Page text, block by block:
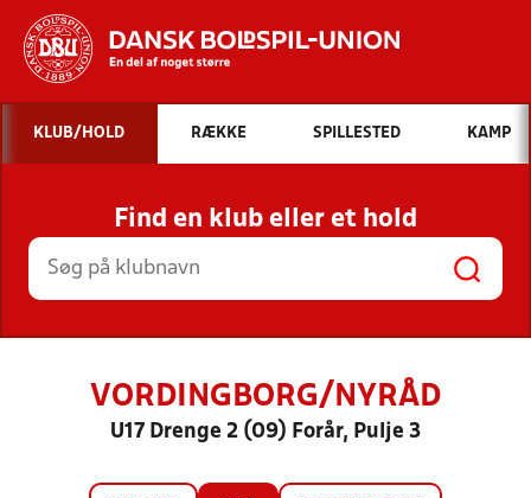
Hvad vil du søge efter?
INDHOLD OG NYHEDER
STILLINGER, RESULTATER, KLUBBER OG
HOLD
KLUB/HOLD RÆKKE SPILLESTED KAMP
Find en klub eller et hold
VORDINGBORG/NYRÅD
U17 Drenge 2 (09) Forår, Pulje 3